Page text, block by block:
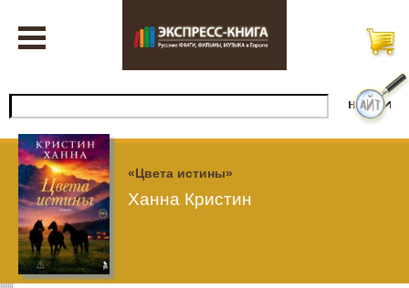
«Цвета истины»
Ханна Кристин